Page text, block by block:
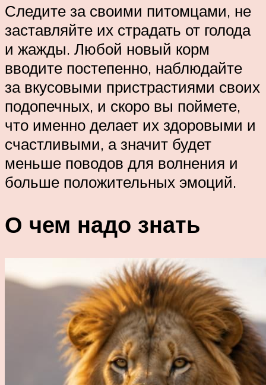
Следите за своими питомцами, не
заставляйте их страдать от голода
и жажды. Любой новый корм
вводите постепенно, наблюдайте
за вкусовыми пристрастиями своих
подопечных, и скоро вы поймете,
что именно делает их здоровыми и
счастливыми, а значит будет
меньше поводов для волнения и
больше положительных эмоций.
О чем надо знать